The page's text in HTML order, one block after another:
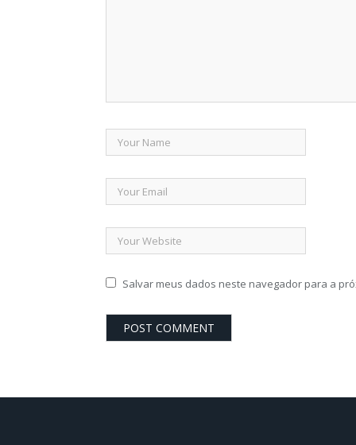
Salvar meus dados neste navegador para a